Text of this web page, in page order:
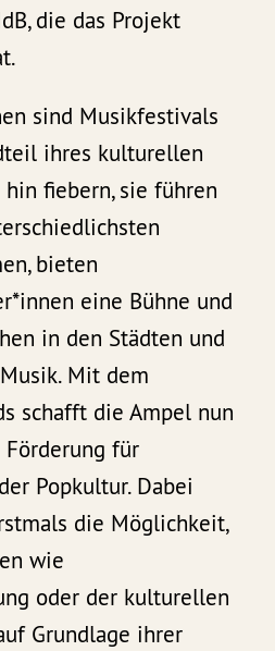
die das Projekt
sind Musikfestivals
ihres kulturellen
hin fiebern, sie führen
bieten
eine Bühne und
in den Städten und
Mit dem
schafft die Ampel nun
für
Popkultur. Dabei
die Möglichkeit,
wie
oder der kulturellen
Grundlage ihrer